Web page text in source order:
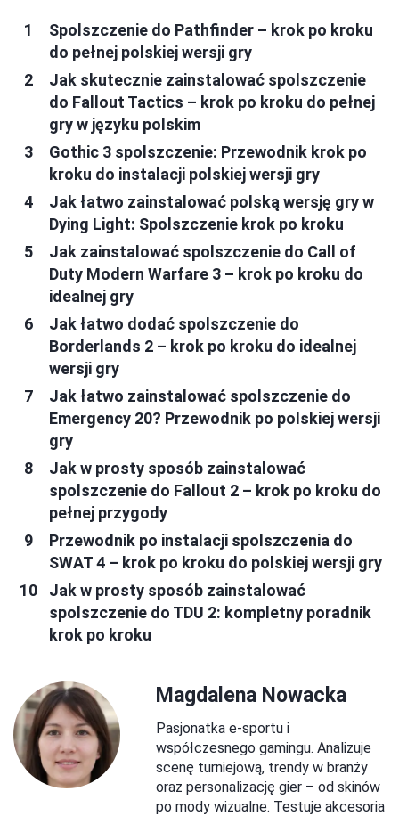
Spolszczenie do Pathfinder – krok po kroku
do pełnej polskiej wersji gry
Jak skutecznie zainstalować spolszczenie
do Fallout Tactics – krok po kroku do pełnej
gry w języku polskim
Gothic 3 spolszczenie: Przewodnik krok po
kroku do instalacji polskiej wersji gry
Jak łatwo zainstalować polską wersję gry w
Dying Light: Spolszczenie krok po kroku
Jak zainstalować spolszczenie do Call of
Duty Modern Warfare 3 – krok po kroku do
idealnej gry
Jak łatwo dodać spolszczenie do
Borderlands 2 – krok po kroku do idealnej
wersji gry
Jak łatwo zainstalować spolszczenie do
Emergency 20? Przewodnik po polskiej wersji
gry
Jak w prosty sposób zainstalować
spolszczenie do Fallout 2 – krok po kroku do
pełnej przygody
Przewodnik po instalacji spolszczenia do
SWAT 4 – krok po kroku do polskiej wersji gry
Jak w prosty sposób zainstalować
spolszczenie do TDU 2: kompletny poradnik
krok po kroku
Magdalena Nowacka
Pasjonatka e-sportu i
współczesnego gamingu. Analizuje
scenę turniejową, trendy w branży
oraz personalizację gier – od skinów
po mody wizualne. Testuje akcesoria